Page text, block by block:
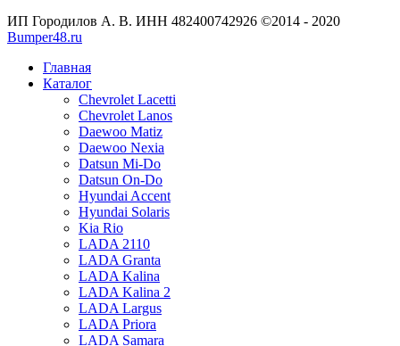
ИП Городилов А. В. ИНН 482400742926 ©2014 - 2020
Bumper48.ru
Главная
Каталог
Chevrolet Lacetti
Chevrolet Lanos
Daewoo Matiz
Daewoo Nexia
Datsun Mi-Do
Datsun On-Do
Hyundai Accent
Hyundai Solaris
Kia Rio
LADA 2110
LADA Granta
LADA Kalina
LADA Kalina 2
LADA Largus
LADA Priora
LADA Samara